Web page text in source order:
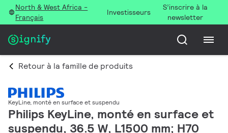
North & West Africa -
Français
Investisseurs
S’inscrire à la
newsletter
Retour à la famille de produits
KeyLine, monté en surface et suspendu
Philips KeyLine, monté en surface et
suspendu, 36.5 W, L1500 mm; H70